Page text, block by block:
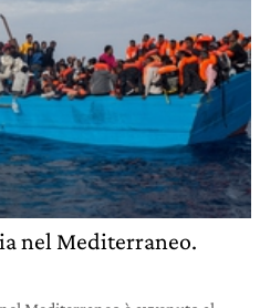
nel Mediterraneo.